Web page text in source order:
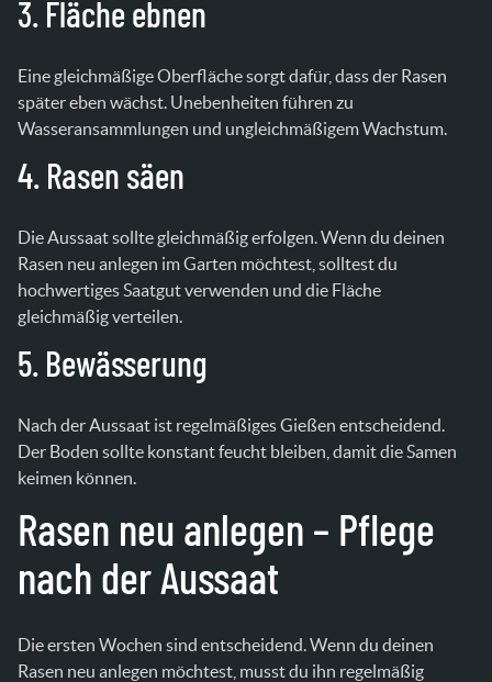
3. Fläche ebnen
Eine gleichmäßige Oberfläche sorgt dafür, dass der Rasen
später eben wächst. Unebenheiten führen zu
Wasseransammlungen und ungleichmäßigem Wachstum.
4. Rasen säen
Die Aussaat sollte gleichmäßig erfolgen. Wenn du deinen
Rasen neu anlegen im Garten möchtest, solltest du
hochwertiges Saatgut verwenden und die Fläche
gleichmäßig verteilen.
5. Bewässerung
Nach der Aussaat ist regelmäßiges Gießen entscheidend.
Der Boden sollte konstant feucht bleiben, damit die Samen
keimen können.
Rasen neu anlegen – Pflege
nach der Aussaat
Die ersten Wochen sind entscheidend. Wenn du deinen
Rasen neu anlegen möchtest, musst du ihn regelmäßig